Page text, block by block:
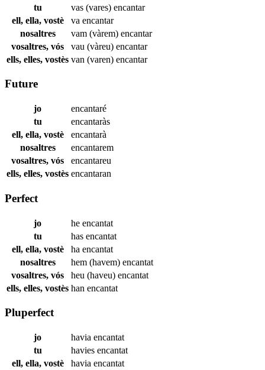
tu
vas (vares) encantar
ell, ella, vostè
va encantar
nosaltres
vam (vàrem) encantar
vosaltres, vós
vau (vàreu) encantar
ells, elles, vostès van (varen) encantar
Future
jo
encantaré
tu
encantaràs
ell, ella, vostè
encantarà
nosaltres
encantarem
vosaltres, vós
encantareu
ells, elles, vostès encantaran
Perfect
jo he encantat
tu
has encantat
ell, ella, vostè
ha encantat
nosaltres
hem (havem) encantat
vosaltres, vós
heu (haveu) encantat
ells, elles, vostès han encantat
Pluperfect
jo havia encantat
tu
havies encantat
ell, ella, vostè
havia encantat